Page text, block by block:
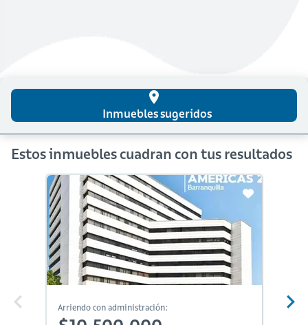
place
Inmuebles sugeridos
Estos inmuebles cuadran con tus resultados
Arriendo con administración: